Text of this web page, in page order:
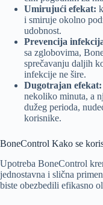
Umirujući efekat:
i smiruje okolno
udobnost.
Prevencija
sa zglobovima,
sprečavanju daljih
infekcije ne šire.
Dugotrajan efekat:
nekoliko minuta, a
dužeg perioda,
korisnike.
BoneControl Kako se
Upotreba BoneControl
jednostavna i slična
biste obezbedili efikasno